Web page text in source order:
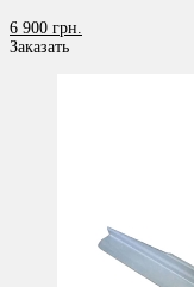
6 900 грн.
Заказать